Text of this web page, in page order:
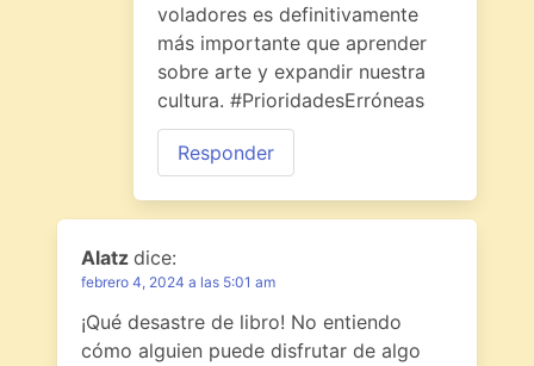
voladores es definitivamente
más importante que aprender
sobre arte y expandir nuestra
cultura. #PrioridadesErróneas
Responder
Alatz dice:
febrero 4, 2024 a las 5:01 am
¡Qué desastre de libro! No entiendo
cómo alguien puede disfrutar de algo